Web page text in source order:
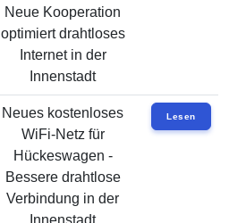
Neue Kooperation
optimiert drahtloses
Internet in der
Innenstadt
Neues kostenloses
WiFi-Netz für
Hückeswagen -
Bessere drahtlose
Verbindung in der
Lesen